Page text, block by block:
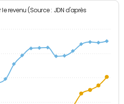
revenu (Source : JDN d'après